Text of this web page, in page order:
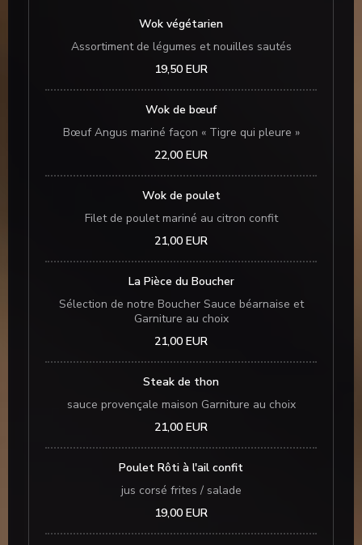
Wok végétarien
Assortiment de légumes et nouilles sautés
19,50 EUR
Wok de bœuf
Bœuf Angus mariné façon « Tigre qui pleure »
22,00 EUR
Wok de poulet
Filet de poulet mariné au citron confit
21,00 EUR
La Pièce du Boucher
Sélection de notre Boucher Sauce béarnaise et
Garniture au choix
21,00 EUR
Steak de thon
sauce provençale maison Garniture au choix
21,00 EUR
Poulet Rôti à l'ail confit
jus corsé frites / salade
19,00 EUR